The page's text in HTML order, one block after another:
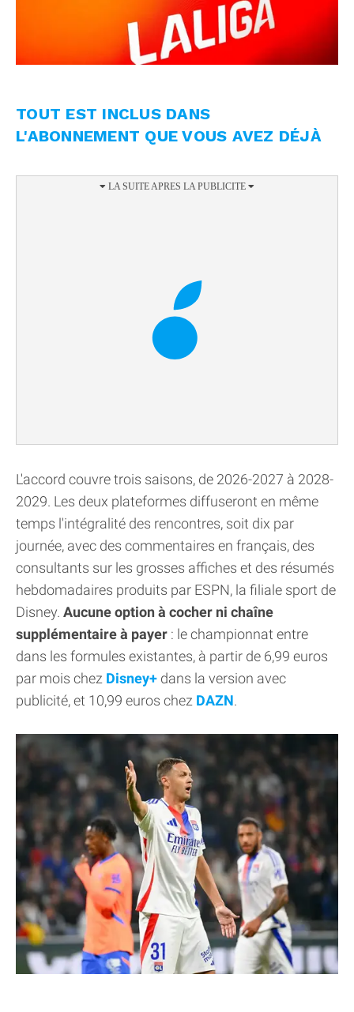
TOUT EST INCLUS DANS
L'ABONNEMENT QUE VOUS AVEZ DÉJÀ
L'accord couvre trois saisons, de 2026-2027 à 2028-
2029. Les deux plateformes diffuseront en même
temps l'intégralité des rencontres, soit dix par
journée, avec des commentaires en français, des
consultants sur les grosses affiches et des résumés
hebdomadaires produits par ESPN, la filiale sport de
Disney. Aucune option à cocher ni chaîne
supplémentaire à payer : le championnat entre
dans les formules existantes, à partir de 6,99 euros
par mois chez Disney+ dans la version avec
publicité, et 10,99 euros chez DAZN.